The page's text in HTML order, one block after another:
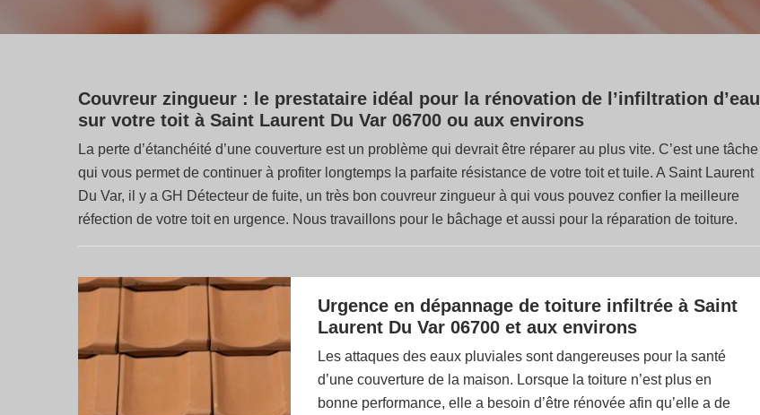
Couvreur zingueur : le prestataire idéal pour la rénovation de l’infiltration d’eau
sur votre toit à Saint Laurent Du Var 06700 ou aux environs
La perte d’étanchéité d’une couverture est un problème qui devrait être réparer au plus vite. C’est une tâche
qui vous permet de continuer à profiter longtemps la parfaite résistance de votre toit et tuile. A Saint Laurent
Du Var, il y a GH Détecteur de fuite, un très bon couvreur zingueur à qui vous pouvez confier la meilleure
réfection de votre toit en urgence. Nous travaillons pour le bâchage et aussi pour la réparation de toiture.
Urgence en dépannage de toiture infiltrée à Saint
Laurent Du Var 06700 et aux environs
Les attaques des eaux pluviales sont dangereuses pour la santé
d’une couverture de la maison. Lorsque la toiture n’est plus en
bonne performance, elle a besoin d’être rénovée afin qu’elle a de